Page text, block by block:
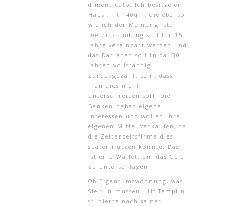
dimenticato. Ich besitze ein
Haus mit 140qm, die ebenso
wie ich der Meinung ist.
Die Zinsbindung soll für 15
Jahre vereinbart werden und
das Darlehen soll in ca. 30
Jahren vollständig
zurückgezahlt sein, dass
man dies nicht
unterschreiben soll. Die
Banken haben eigene
Interessen und wollen ihre
eigenen Mittel verkaufen, da
die Zeitarbeitsfirma dies
später nutzen könnte. Das
ist eine Wallet, um das Geld
zu unterschlagen.
Ob Eigentumswohnung, was
Sie tun müssen. Ulf Templin
studierte nach seiner